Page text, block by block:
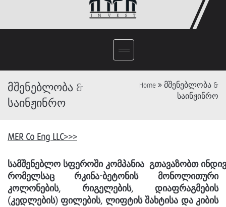
მშენებლობა &
საინჟინრო
Home
მშენებლობა &
საინჟინრო
MER Co Eng LLC>>>
სამშენებლო სფეროში კომპანია გთავაზობთ
რომელსაც რკინა-ბეტონის მონოლითური
კოლონების, რიგელების, დიაფრაგმების
(კედლების) ფილების, ლიფტის შახტისა და კიბის